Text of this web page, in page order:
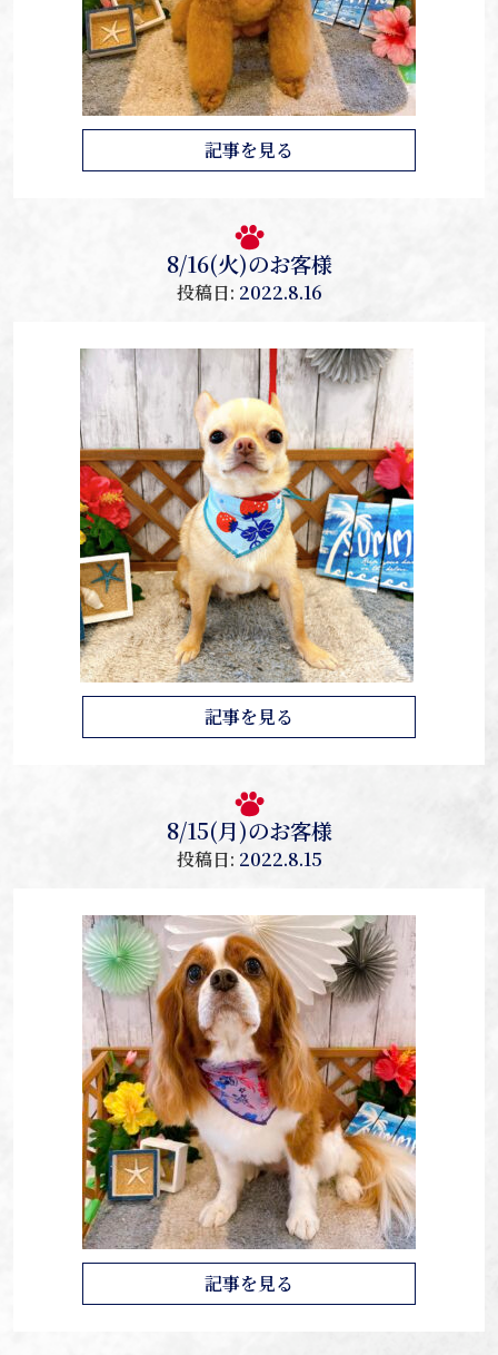
記事を見る
8/16(火)のお客様
投稿日: 2022.8.16
記事を見る
8/15(月)のお客様
投稿日: 2022.8.15
記事を見る